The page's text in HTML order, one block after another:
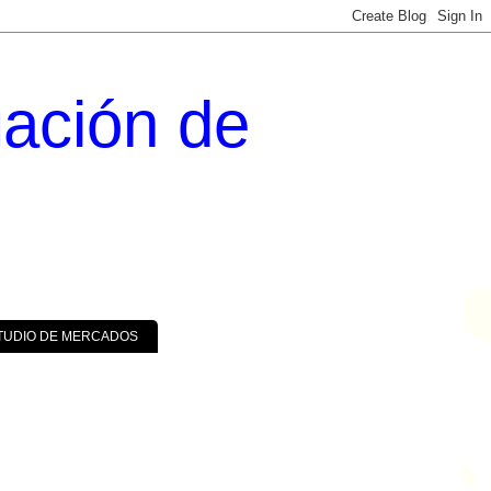
de
DE MERCADOS